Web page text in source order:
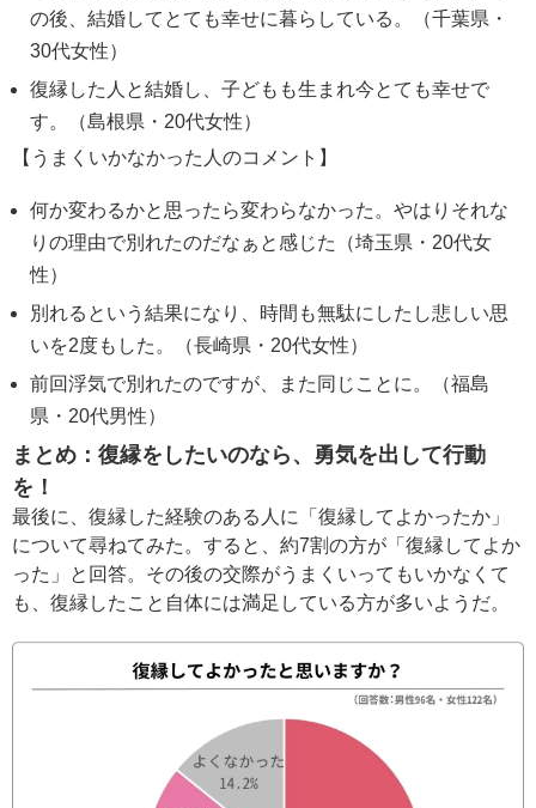
の後、結婚してとても幸せに暮らしている。（千葉県・
30代女性）
復縁した人と結婚し、子どもも生まれ今とても幸せで
す。（島根県・20代女性）
【うまくいかなかった人のコメント】
何か変わるかと思ったら変わらなかった。やはりそれな
りの理由で別れたのだなぁと感じた（埼玉県・20代女
性）
別れるという結果になり、時間も無駄にしたし悲しい思
いを2度もした。（長崎県・20代女性）
前回浮気で別れたのですが、また同じことに。（福島
県・20代男性）
まとめ：復縁をしたいのなら、勇気を出して行動
を！
最後に、復縁した経験のある人に「復縁してよかったか」
について尋ねてみた。すると、約7割の方が「復縁してよか
った」と回答。その後の交際がうまくいってもいかなくて
も、復縁したこと自体には満足している方が多いようだ。